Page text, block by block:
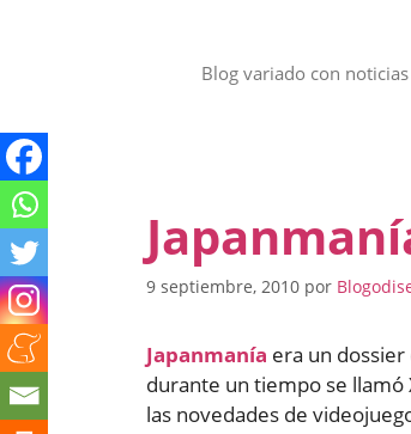
Blog variado con
9 septiembre, 2010 por
Japanmanía era un
durante un tiempo se llamó
las novedades de